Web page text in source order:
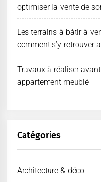
optimiser la vente de
Les terrains à bâtir à
comment s’y retrouver
Travaux à réaliser
appartement meublé
Catégories
Architecture & déco